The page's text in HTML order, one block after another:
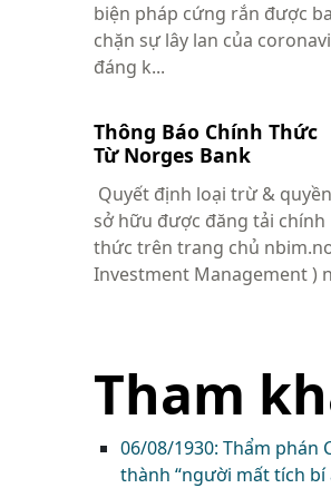
biện pháp cứng rắn được
chặn sự lây lan của
đáng k...
Thông Báo Chính Thức
Từ Norges Bank
Quyết định loại trừ & quyền
sở hữu được đăng tải chính
thức trên trang chủ
Investment Management )
Tham
06/08/1930: Thẩm phán
thành “người mất tích bí